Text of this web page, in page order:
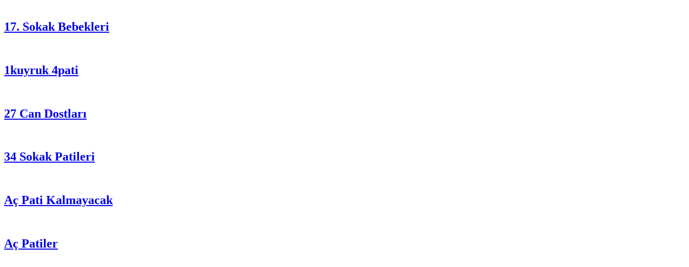
17. Sokak Bebekleri
1kuyruk 4pati
27 Can Dostları
34 Sokak Patileri
Aç Pati Kalmayacak
Aç Patiler